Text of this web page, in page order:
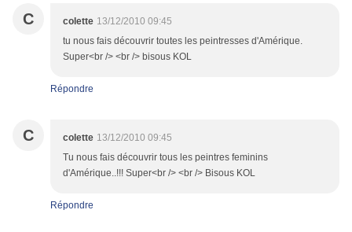
C colette 13/12/2010 09:45
tu nous fais découvrir toutes les peintresses d'Amérique.
Super<br /> <br /> bisous KOL
Répondre
C colette 13/12/2010 09:45
Tu nous fais découvrir tous les peintres feminins
d'Amérique..!!! Super<br /> <br /> Bisous KOL
Répondre